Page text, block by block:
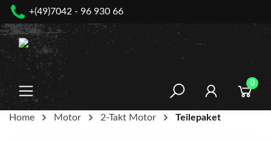
springen
+(49)7042 - 96 930 66
0
Home Motor 2-Takt Motor Teilepaket